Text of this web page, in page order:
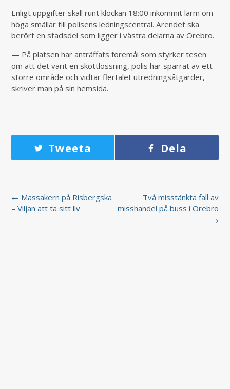
Enligt uppgifter skall runt klockan 18:00 inkommit larm om
höga smällar till polisens ledningscentral. Ärendet ska
berört en stadsdel som ligger i västra delarna av Örebro.
— På platsen har anträffats föremål som styrker tesen
om att det varit en skottlossning, polis har spärrat av ett
större område och vidtar flertalet utredningsåtgärder,
skriver man på sin hemsida.
Tweeta Dela
← Massakern på Risbergska
– Viljan att ta sitt liv
Två misstänkta fall av
misshandel på buss i Örebro
→